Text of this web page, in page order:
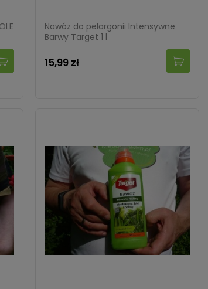
Nawóz do pelargonii Intensywne
Barwy Target 1 l
15,99 zł